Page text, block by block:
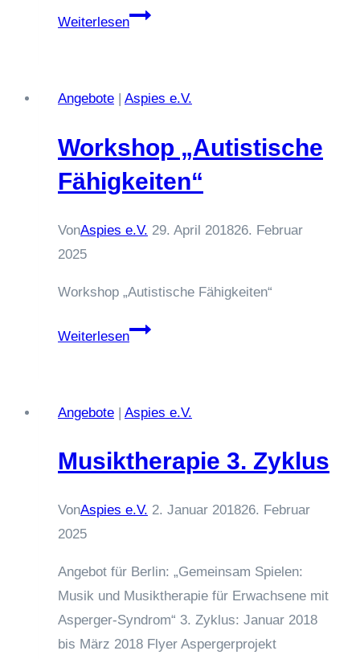
WeiterlesenAspies
Eberswalde
auf
dem
„Genie
Angebote | Aspies e.V.
Workshop „Autistische
Fähigkeiten“
VonAspies e.V. 29. April 201826. Februar
2025
Workshop „Autistische Fähigkeiten“
WeiterlesenWorkshop
Angebote | Aspies e.V.
Musiktherapie 3. Zyklus
VonAspies e.V. 2. Januar 201826. Februar
2025
Angebot für Berlin: „Gemeinsam Spielen:
Musik und Musiktherapie für Erwachsene mit
Asperger-Syndrom“ 3. Zyklus: Januar 2018
bis März 2018 Flyer Aspergerprojekt